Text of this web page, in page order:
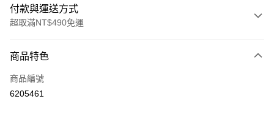
付款與運送方式
超取滿NT$490免運
信用卡一次付款
信用卡分期付款
商品特色
商品編號
6205461